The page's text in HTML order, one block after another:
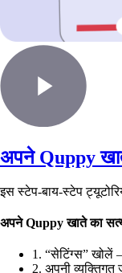
अपने Quppy
इस स्टेप-बाय-स्टेप
अपने Quppy खाते का
1. “सेटिंग्स” खोलें
2. अपनी व्यक्तिगत